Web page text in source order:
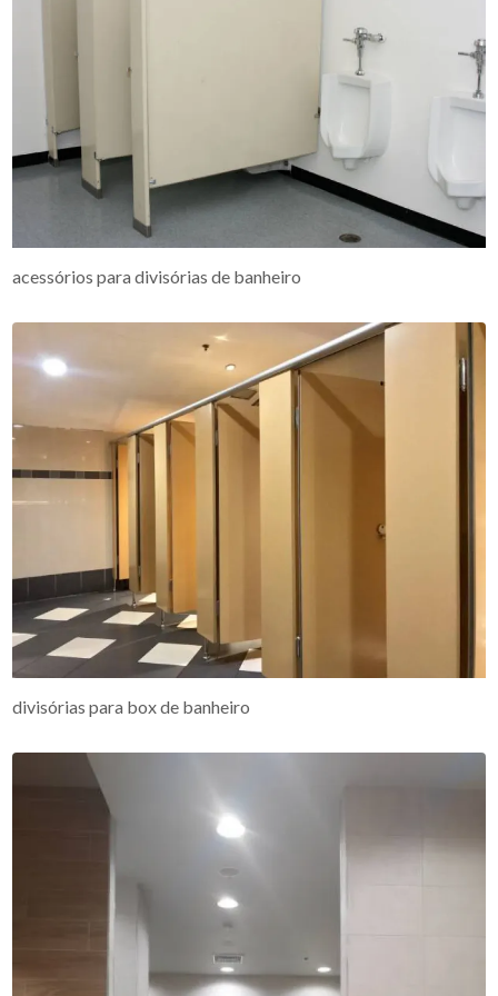
acessórios para divisórias de banheiro
divisórias para box de banheiro